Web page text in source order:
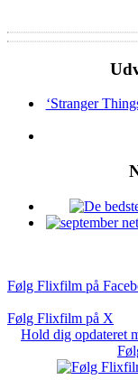
‘Stranger
Følg Flixfilm på
Følg Flixfilm på X
Hold dig opdateret